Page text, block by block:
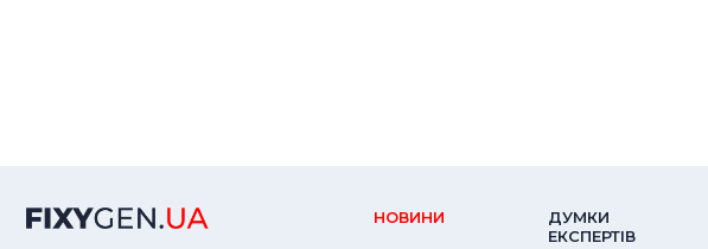
НОВИНИ
ДУМКИ
ЕКСПЕРТIВ